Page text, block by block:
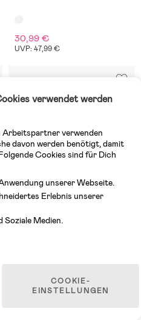
30,99 €
UVP: 47,99 €
verwendet werden
verwenden
davon werden benötigt, damit
Cookies sind für Dich
unserer Webseite.
Erlebnis unserer
Medien.
COOKIE-
EINSTELLUNGEN